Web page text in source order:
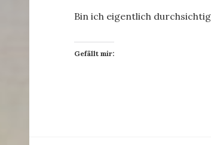
Bin ich eigentlich
Gefällt mir: